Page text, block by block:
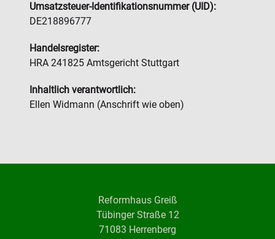
Umsatzsteuer-Identifikationsnummer (UID):
DE218896777
Handelsregister:
HRA 241825 Amtsgericht Stuttgart
Inhaltlich verantwortlich:
Ellen Widmann (Anschrift wie oben)
Reformhaus Greiß
Tübinger Straße 12
71083 Herrenberg